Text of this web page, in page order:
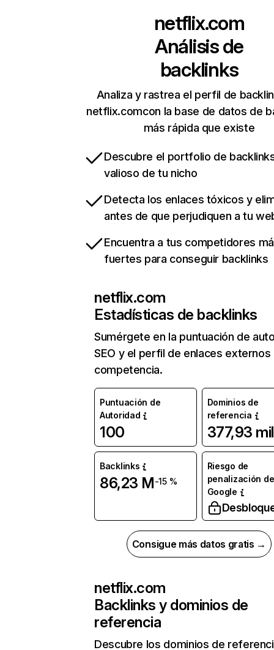
netflix.com
Análisis de
backlinks
Analiza y rastrea el perfil de
netflix.comcon la base de datos de
más rápida que existe
Descubre el portfolio de
valioso de tu nicho
Detecta los enlaces tóxicos y
antes de que perjudiquen a tu
Encuentra a tus competidores
fuertes para conseguir backlinks
netflix.com
Estadísticas de backlinks
Sumérgete en la puntuación de
SEO y el perfil de enlaces externos
competencia.
Puntuación de
Autoridad
100
Dominios de
referencia
377,93 mil
Backlinks
86,23 M-15 %
Riesgo de
penalización de
Google
Consigue más datos gratis →
netflix.com
Backlinks y dominios de
referencia
Descubre los dominios de